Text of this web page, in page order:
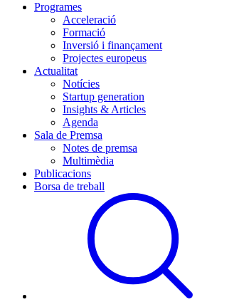
Programes
Acceleració
Formació
Inversió i finançament
Projectes europeus
Actualitat
Notícies
Startup generation
Insights & Articles
Agenda
Sala de Premsa
Notes de premsa
Multimèdia
Publicacions
Borsa de treball